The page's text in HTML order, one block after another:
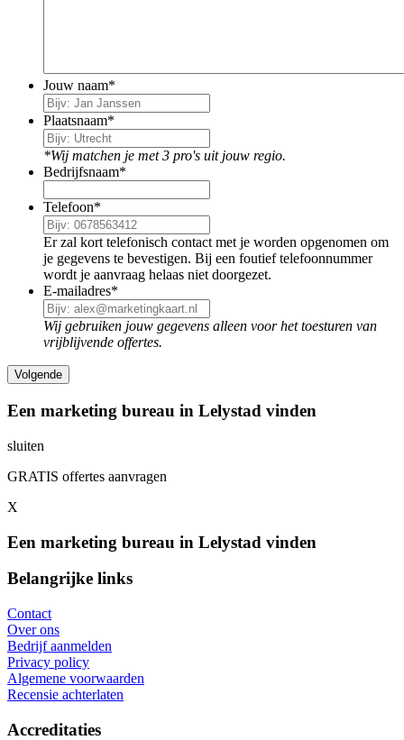
Jouw naam*
Plaatsnaam*
*Wij matchen je met 3 pro's uit jouw regio.
Bedrijfsnaam*
Telefoon*
Er zal kort telefonisch contact met je worden opgenomen om
je gegevens te bevestigen. Bij een foutief telefoonnummer
wordt je aanvraag helaas niet doorgezet.
E-mailadres*
Wij gebruiken jouw gegevens alleen voor het toesturen van
vrijblijvende offertes.
Een marketing bureau in Lelystad vinden
sluiten
GRATIS offertes aanvragen
X
Een marketing bureau in Lelystad vinden
Belangrijke links
Contact
Over ons
Bedrijf aanmelden
Privacy policy
Algemene voorwaarden
Recensie achterlaten
Accreditaties